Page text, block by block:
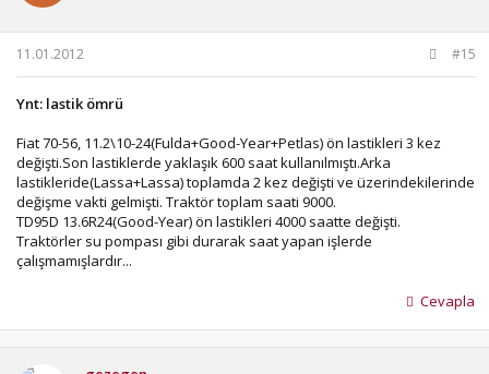
11.01.2012 #15
Ynt: lastik ömrü
Fiat 70-56, 11.2\10-24(Fulda+Good-Year+Petlas) ön lastikleri 3 kez
değişti.Son lastiklerde yaklaşık 600 saat kullanılmıştı.Arka
lastikleride(Lassa+Lassa) toplamda 2 kez değişti ve üzerindekilerinde
değişme vakti gelmişti. Traktör toplam saati 9000.
TD95D 13.6R24(Good-Year) ön lastikleri 4000 saatte değişti.
Traktörler su pompası gibi durarak saat yapan işlerde
çalışmamışlardır...
Cevapla